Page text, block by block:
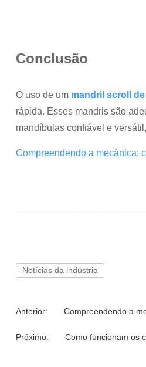
Conclusão
O uso de um mandril scroll
rápida. Esses mandris são
mandíbulas confiável e
Compreendendo a mecânica:
Notícias da indústria
Anterior: Compreendendo a
Próximo: Como funcionam os